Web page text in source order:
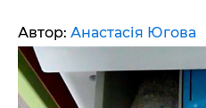
Автор: Анастасія Югова